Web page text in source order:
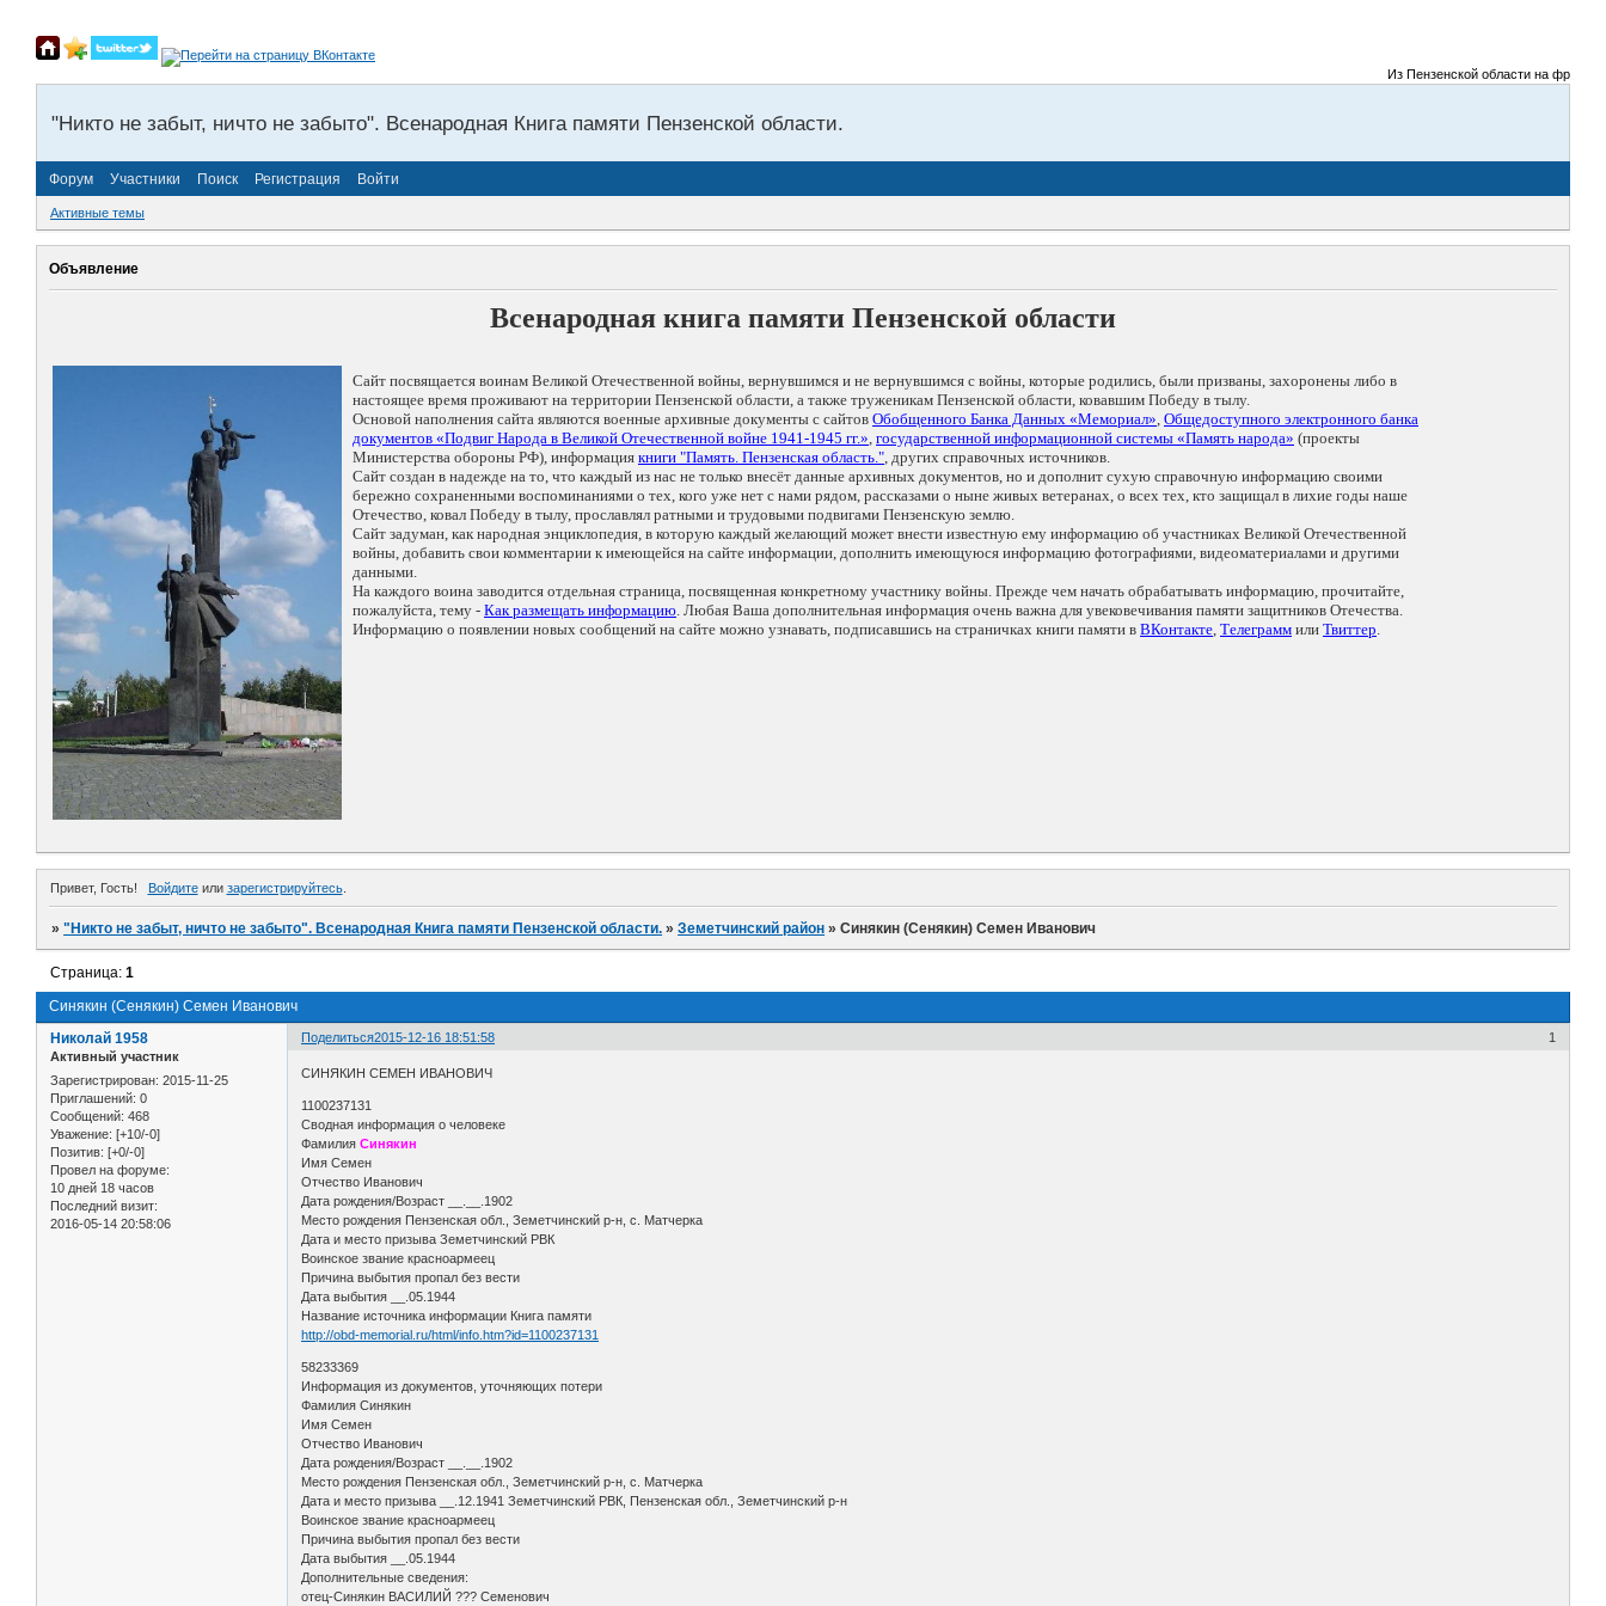
Из Пензенской области на фронты
"Никто не забыт, ничто не забыто". Всенародная Книга памяти Пензенской области.
Форум Участники Поиск Регистрация Войти
Активные темы
Объявление
Всенародная книга памяти Пензенской области
Сайт посвящается воинам Великой Отечественной войны, вернувшимся и не вернувшимся с войны, которые родились, были призваны, захоронены либо в
настоящее время проживают на территории Пензенской области, а также труженикам Пензенской области, ковавшим Победу в тылу.
Основой наполнения сайта являются военные архивные документы с сайтов Обобщенного Банка Данных «Мемориал», Общедоступного электронного банка
документов «Подвиг Народа в Великой Отечественной войне 1941-1945 гг.», государственной информационной системы «Память народа» (проекты
Министерства обороны РФ), информация книги "Память. Пензенская область.", других справочных источников.
Сайт создан в надежде на то, что каждый из нас не только внесёт данные архивных документов, но и дополнит сухую справочную информацию своими
бережно сохраненными воспоминаниями о тех, кого уже нет с нами рядом, рассказами о ныне живых ветеранах, о всех тех, кто защищал в лихие годы наше
Отечество, ковал Победу в тылу, прославлял ратными и трудовыми подвигами Пензенскую землю.
Сайт задуман, как народная энциклопедия, в которую каждый желающий может внести известную ему информацию об участниках Великой Отечественной
войны, добавить свои комментарии к имеющейся на сайте информации, дополнить имеющуюся информацию фотографиями, видеоматериалами и другими
данными.
На каждого воина заводится отдельная страница, посвященная конкретному участнику войны. Прежде чем начать обрабатывать информацию, прочитайте,
пожалуйста, тему - Как размещать информацию. Любая Ваша дополнительная информация очень важна для увековечивания памяти защитников Отечества.
Информацию о появлении новых сообщений на сайте можно узнавать, подписавшись на страничках книги памяти в ВКонтакте, Телеграмм или Твиттер.
Привет, Гость! Войдитеили зарегистрируйтесь.
»"Никто не забыт, ничто не забыто". Всенародная Книга памяти Пензенской области. »Земетчинский район »Синякин (Сенякин) Семен Иванович
Синякин (Сенякин) Семен Иванович
Страница:1
Поделиться 1
2015-12-16 18:51:58
Николай 1958
Активный участник
Зарегистрирован: 2015-11-25
Приглашений: 0
Сообщений: 468
Уважение: [+10/-0]
Позитив: [+0/-0]
Провел на форуме:
10 дней 18 часов
Последний визит:
2016-05-14 20:58:06
СИНЯКИН СЕМЕН ИВАНОВИЧ
1100237131
Сводная информация о человеке
ФамилияСинякин
Имя Семен
Отчество Иванович
Дата рождения/Возраст __.__.1902
Место рождения Пензенская обл., Земетчинский р-н, с. Матчерка
Дата и место призыва Земетчинский РВК
Воинское звание красноармеец
Причина выбытия пропал без вести
Дата выбытия __.05.1944
Название источника информации Книга памяти
http://obd-memorial.ru/html/info.htm?id=1100237131
58233369
Информация из документов, уточняющих потери
Фамилия Синякин
Имя Семен
Отчество Иванович
Дата рождения/Возраст __.__.1902
Место рождения Пензенская обл., Земетчинский р-н, с. Матчерка
Дата и место призыва __.12.1941 Земетчинский РВК, Пензенская обл., Земетчинский р-н
Воинское звание красноармеец
Причина выбытия пропал без вести
Дата выбытия __.05.1944
Дополнительные сведения:
отец-Синякин ВАСИЛИЙ ??? Семенович